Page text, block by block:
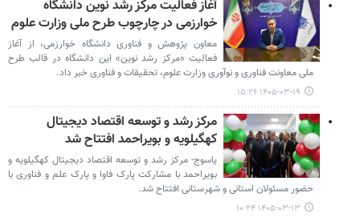
آغاز فعالیت مرکز رشد نوین دانشگاه
خوارزمی در چارچوب طرح ملی وزارت علوم
معاون پژوهش و فناوری دانشگاه خوارزمی، از آغاز
فعالیت «مرکز رشد نوین» این دانشگاه در قالب طرح
ملی معاونت فناوری و نوآوری وزارت علوم، تحقیقات و فناوری خبر داد.
۱۴۰۵-۰۳-۱۹ ۱۵:۲۶
مرکز رشد و توسعه اقتصاد دیجیتال
کهگیلویه و بویراحمد افتتاح شد
یاسوج- مرکز رشد و توسعه اقتصاد دیجیتال کهگیلویه و
بویراحمد با مشارکت پارک فاوا و پارک علم و فناوری با
حضور مسئولان استانی و شهرستانی افتتاح شد.
۱۴۰۵-۰۳-۱۳ ۱۰:۲۴